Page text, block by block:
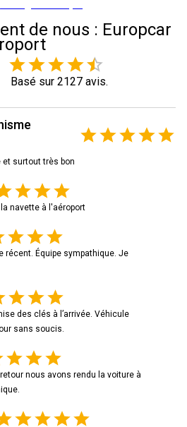
de nous : Europcar
Basé sur 2127 avis.
et surtout très bon
navette à l'aéroport
récent. Équipe sympathique. Je
des clés à l’arrivée. Véhicule
sans soucis.
nous avons rendu la voiture à